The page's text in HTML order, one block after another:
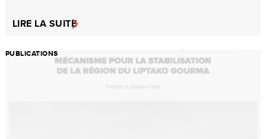
LIRE LA SUITE
PUBLICATIONS